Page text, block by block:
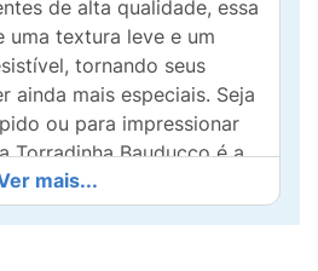
de alta qualidade, essa
uma textura leve e um
tornando seus
ainda mais especiais. Seja
ou para impressionar
Torradinha Bauducco é a
mais...